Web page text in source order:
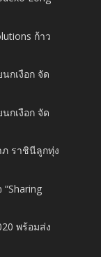
ก้าว
กเงือก จัด
กเงือก จัด
ราชินีลูกทุ่ง
พร้อมส่ง